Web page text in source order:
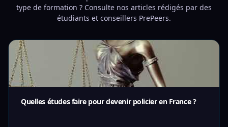
type de formation ? Consulte nos articles rédigés par des
étudiants et conseillers PrePeers.
Quelles études faire pour devenir policier en France ?